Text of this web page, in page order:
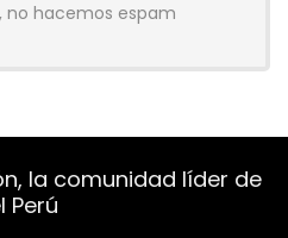
no hacemos espam
la comunidad líder de
Perú